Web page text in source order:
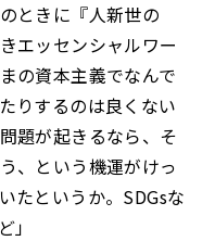
ときに『人新世の
エッセンシャルワー
の資本主義でなんで
りするのは良くない
題が起きるなら、そ
、という機運がけっ
たというか。SDGsな
」